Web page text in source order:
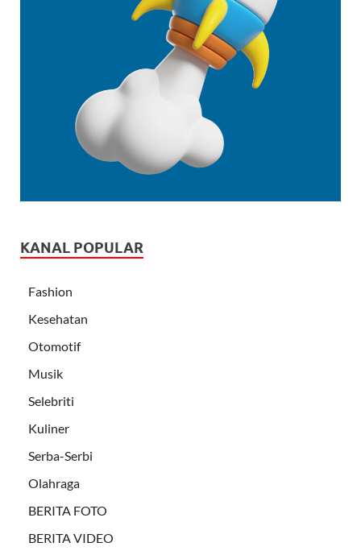
KANAL POPULAR
Fashion
Kesehatan
Otomotif
Musik
Selebriti
Kuliner
Serba-Serbi
Olahraga
BERITA FOTO
BERITA VIDEO